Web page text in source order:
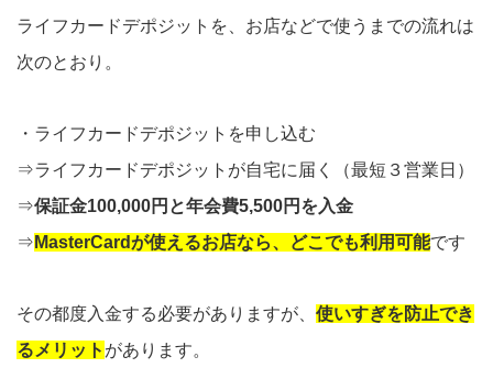
ライフカードデポジットを、お店などで使うまでの流れは
次のとおり。
・ライフカードデポジットを申し込む
⇒ライフカードデポジットが自宅に届く（最短３営業日）
⇒保証金100,000円と年会費5,500円を入金
⇒ MasterCardが使えるお店なら、どこでも利用可能です
その都度入金する必要がありますが、 使いすぎを防止でき
るメリット があります。